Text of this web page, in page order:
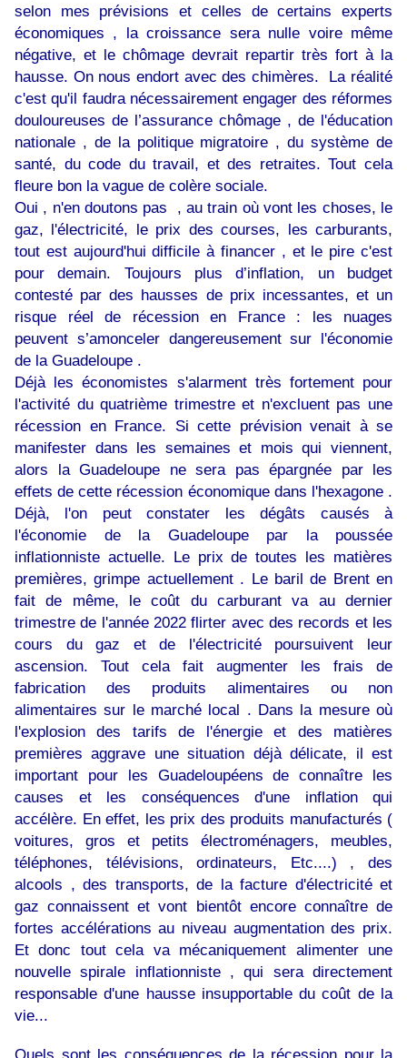
selon mes prévisions et celles de certains experts
économiques , la croissance sera nulle voire même
négative, et le chômage devrait repartir très fort à la
hausse. On nous endort avec des chimères. La réalité
c'est qu'il faudra nécessairement engager des réformes
douloureuses de l’assurance chômage , de l'éducation
nationale , de la politique migratoire , du système de
santé, du code du travail, et des retraites. Tout cela
fleure bon la vague de colère sociale.
Oui , n'en doutons pas , au train où vont les choses, le
gaz, l'électricité, le prix des courses, les carburants,
tout est aujourd'hui difficile à financer , et le pire c'est
pour demain. Toujours plus d’inflation, un budget
contesté par des hausses de prix incessantes, et un
risque réel de récession en France : les nuages
peuvent s’amonceler dangereusement sur l'économie
de la Guadeloupe .
Déjà les économistes s'alarment très fortement pour
l'activité du quatrième trimestre et n'excluent pas une
récession en France. Si cette prévision venait à se
manifester dans les semaines et mois qui viennent,
alors la Guadeloupe ne sera pas épargnée par les
effets de cette récession économique dans l'hexagone .
Déjà, l'on peut constater les dégâts causés à
l'économie de la Guadeloupe par la poussée
inflationniste actuelle. Le prix de toutes les matières
premières, grimpe actuellement . Le baril de Brent en
fait de même, le coût du carburant va au dernier
trimestre de l'année 2022 flirter avec des records et les
cours du gaz et de l'électricité poursuivent leur
ascension. Tout cela fait augmenter les frais de
fabrication des produits alimentaires ou non
alimentaires sur le marché local . Dans la mesure où
l'explosion des tarifs de l'énergie et des matières
premières aggrave une situation déjà délicate, il est
important pour les Guadeloupéens de connaître les
causes et les conséquences d'une inflation qui
accélère. En effet, les prix des produits manufacturés (
voitures, gros et petits électroménagers, meubles,
téléphones, télévisions, ordinateurs, Etc....) , des
alcools , des transports, de la facture d'électricité et
gaz connaissent et vont bientôt encore connaître de
fortes accélérations au niveau augmentation des prix.
Et donc tout cela va mécaniquement alimenter une
nouvelle spirale inflationniste , qui sera directement
responsable d'une hausse insupportable du coût de la
vie...